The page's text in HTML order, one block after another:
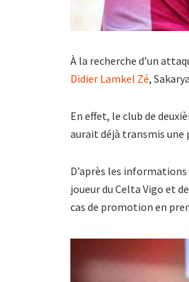
À la recherche d’un
Didier Lamkel Zé,
En effet, le club de
aurait déjà transmis
D’après les
joueur du Celta Vigo et
cas de promotion en